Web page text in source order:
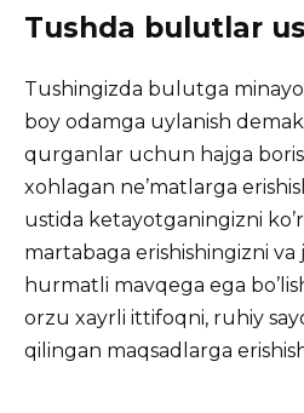
Tushda bulutlar
Tushingizda bulutga
boy odamga uylanish
qurganlar uchun hajga
xohlagan ne’matlarga
ustida ketayotganingizni
martabaga erishishingizni
hurmatli mavqega ega
orzu xayrli ittifoqni, ruhiy
qilingan maqsadlarga